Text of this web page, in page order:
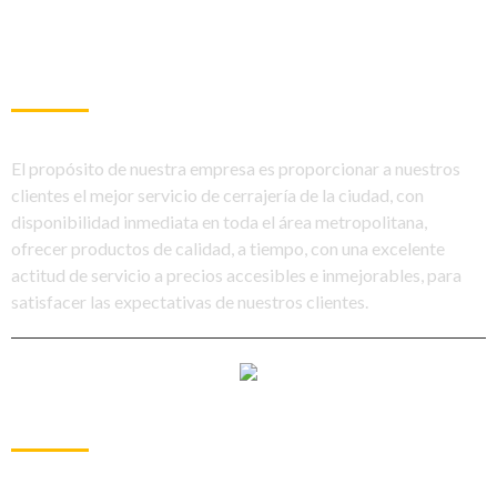
El propósito de nuestra empresa es proporcionar a nuestros
clientes el mejor servicio de cerrajería de la ciudad, con
disponibilidad inmediata en toda el área metropolitana,
ofrecer productos de calidad, a tiempo, con una excelente
actitud de servicio a precios accesibles e inmejorables, para
satisfacer las expectativas de nuestros clientes.